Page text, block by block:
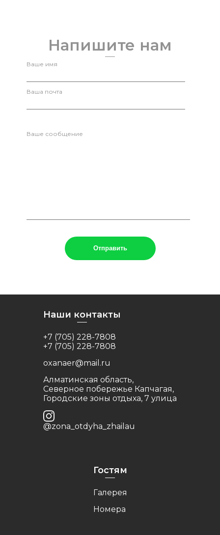
Напишите нам
Ваше имя
Ваша почта
Ваше сообщение
Наши контакты
+7 (705) 228-7808
+7 (705) 228-7808
oxanaer@mail.ru
Алматинская область,
Северное побережье Капчагая,
Городские зоны отдыха, 7 улица
@zona_otdyha_zhailau
Гостям
Галерея
Номера